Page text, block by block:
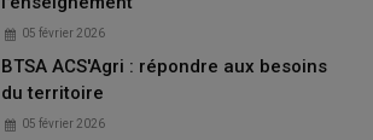
05 février 2026
BTSA ACS'Agri : répondre aux besoins
du territoire
05 février 2026